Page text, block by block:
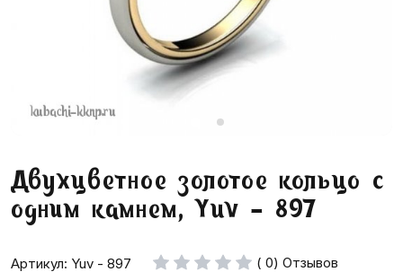
Двухцветное золотое кольцо с
одним камнем, Yuv - 897
Артикул: Yuv - 897 ( 0) Отзывов